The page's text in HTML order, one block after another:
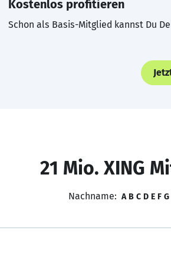
Kostenlos profitieren
Schon als Basis-Mitglied kannst Du
21 Mio. XING
Nachname: A B C D E F G